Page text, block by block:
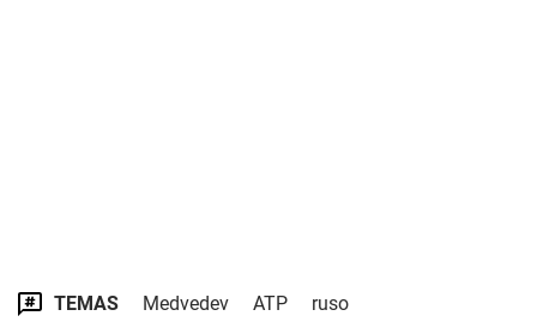
TEMAS Medvedev ATP ruso